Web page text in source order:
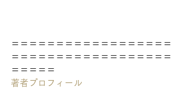
＝＝＝＝＝＝＝＝＝＝＝＝＝＝＝＝＝＝
＝＝＝＝＝＝＝＝＝＝＝＝＝＝＝＝＝＝
＝＝＝＝＝
著者プロフィール